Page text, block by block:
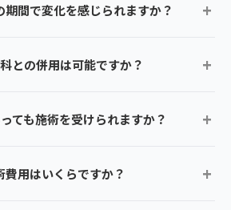
期間で変化を感じられますか？
との併用は可能ですか？
ても施術を受けられますか？
費用はいくらですか？